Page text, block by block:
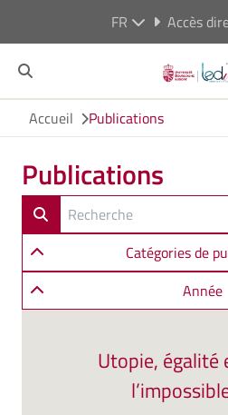
FR Accès
Accueil Publications
Publications
Catégories de
Année
Utopie, égalité